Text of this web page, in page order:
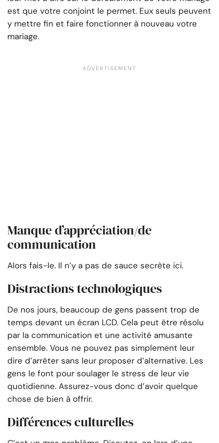
est que votre conjoint le permet. Eux seuls peuvent
y mettre fin et faire fonctionner à nouveau votre
mariage.
Manque d’appréciation/de
communication
Alors fais-le. Il n’y a pas de sauce secrète ici.
Distractions technologiques
De nos jours, beaucoup de gens passent trop de
temps devant un écran LCD. Cela peut être résolu
par la communication et une activité amusante
ensemble. Vous ne pouvez pas simplement leur
dire d’arrêter sans leur proposer d’alternative. Les
gens le font pour soulager le stress de leur vie
quotidienne. Assurez-vous donc d’avoir quelque
chose de bien à offrir.
Différences culturelles